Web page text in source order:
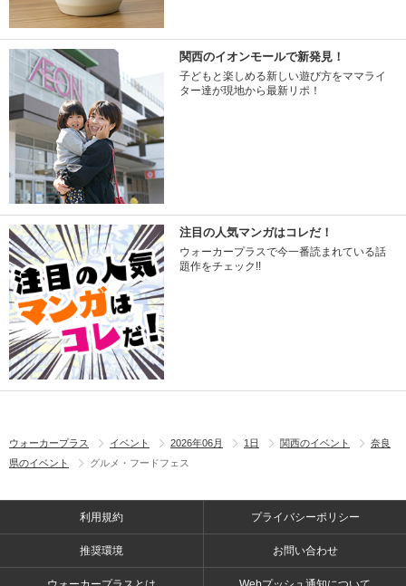
関西のイオンモールで新発見！
子どもと楽しめる新しい遊び方をママライ
ター達が現地から最新リポ！
注目の人気マンガはコレだ！
ウォーカープラスで今一番読まれている話
題作をチェック!!
ウォーカープラス イベント 2026年06月 1日 関西のイベント
奈良
県のイベント
グルメ・フードフェス
利用規約 プライバシーポリシー
推奨環境 お問い合わせ